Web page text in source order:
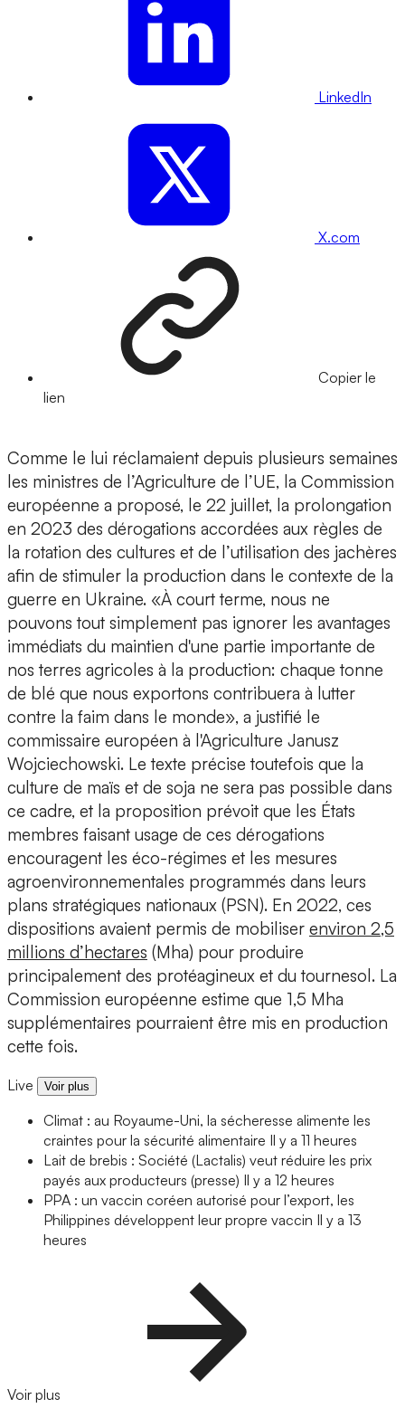
LinkedIn
X.com
Copier le
lien
Comme le lui réclamaient depuis plusieurs semaines
les ministres de l’Agriculture de l’UE, la Commission
européenne a proposé, le 22 juillet, la prolongation
en 2023 des dérogations accordées aux règles de
la rotation des cultures et de l’utilisation des jachères
afin de stimuler la production dans le contexte de la
guerre en Ukraine. «À court terme, nous ne
pouvons tout simplement pas ignorer les avantages
immédiats du maintien d'une partie importante de
nos terres agricoles à la production: chaque tonne
de blé que nous exportons contribuera à lutter
contre la faim dans le monde», a justifié le
commissaire européen à l'Agriculture Janusz
Wojciechowski. Le texte précise toutefois que la
culture de maïs et de soja ne sera pas possible dans
ce cadre, et la proposition prévoit que les États
membres faisant usage de ces dérogations
encouragent les éco-régimes et les mesures
agroenvironnementales programmés dans leurs
plans stratégiques nationaux (PSN). En 2022, ces
dispositions avaient permis de mobiliser environ 2,5
millions d’hectares (Mha) pour produire
principalement des protéagineux et du tournesol. La
Commission européenne estime que 1,5 Mha
supplémentaires pourraient être mis en production
cette fois.
Live Voir plus
Climat : au Royaume-Uni, la sécheresse alimente les
craintes pour la sécurité alimentaire Il y a 11 heures
Lait de brebis : Société (Lactalis) veut réduire les prix
payés aux producteurs (presse) Il y a 12 heures
PPA : un vaccin coréen autorisé pour l’export, les
Philippines développent leur propre vaccin Il y a 13
heures
Voir plus